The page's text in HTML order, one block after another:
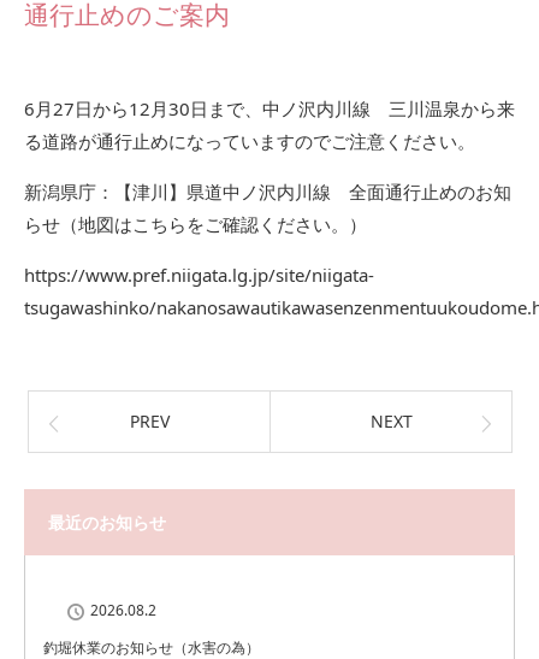
通行止めのご案内
6月27日から12月30日まで、中ノ沢内川線 三川温泉から来
る道路が通行止めになっていますのでご注意ください。
新潟県庁：【津川】県道中ノ沢内川線 全面通行止めのお知
らせ（地図はこちらをご確認ください。）
https://www.pref.niigata.lg.jp/site/niigata-
tsugawashinko/
PREV NEXT
最近のお知らせ
2026.08.2
釣堀休業のお知らせ（水害の為）